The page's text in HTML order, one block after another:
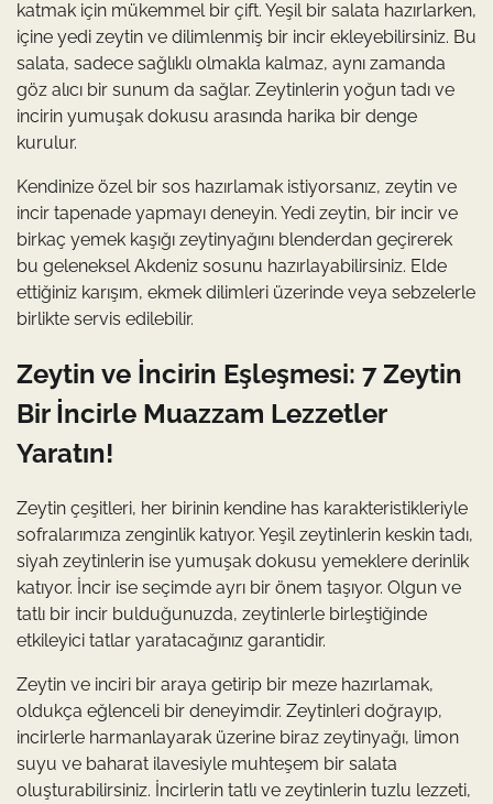
katmak için mükemmel bir çift. Yeşil bir salata hazırlarken,
içine yedi zeytin ve dilimlenmiş bir incir ekleyebilirsiniz. Bu
salata, sadece sağlıklı olmakla kalmaz, aynı zamanda
göz alıcı bir sunum da sağlar. Zeytinlerin yoğun tadı ve
incirin yumuşak dokusu arasında harika bir denge
kurulur.
Kendinize özel bir sos hazırlamak istiyorsanız, zeytin ve
incir tapenade yapmayı deneyin. Yedi zeytin, bir incir ve
birkaç yemek kaşığı zeytinyağını blenderdan geçirerek
bu geleneksel Akdeniz sosunu hazırlayabilirsiniz. Elde
ettiğiniz karışım, ekmek dilimleri üzerinde veya sebzelerle
birlikte servis edilebilir.
Zeytin ve İncirin Eşleşmesi: 7 Zeytin
Bir İncirle Muazzam Lezzetler
Yaratın!
Zeytin çeşitleri, her birinin kendine has karakteristikleriyle
sofralarımıza zenginlik katıyor. Yeşil zeytinlerin keskin tadı,
siyah zeytinlerin ise yumuşak dokusu yemeklere derinlik
katıyor. İncir ise seçimde ayrı bir önem taşıyor. Olgun ve
tatlı bir incir bulduğunuzda, zeytinlerle birleştiğinde
etkileyici tatlar yaratacağınız garantidir.
Zeytin ve inciri bir araya getirip bir meze hazırlamak,
oldukça eğlenceli bir deneyimdir. Zeytinleri doğrayıp,
incirlerle harmanlayarak üzerine biraz zeytinyağı, limon
suyu ve baharat ilavesiyle muhteşem bir salata
oluşturabilirsiniz. İncirlerin tatlı ve zeytinlerin tuzlu lezzeti,